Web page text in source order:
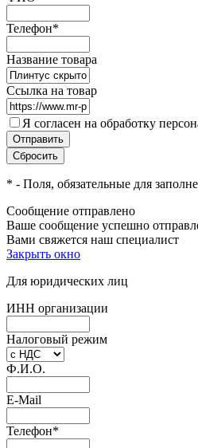
Телефон*
Название товара
Ссылка на товар
Я согласен на обработку
* - Поля, обязательные для
Сообщение отправлено
Ваше сообщение успешно
Вами свяжется наш специалист
Закрыть окно
Для юридических лиц
ИНН организации
Налоговый режим
Ф.И.О.
E-Mail
Телефон*